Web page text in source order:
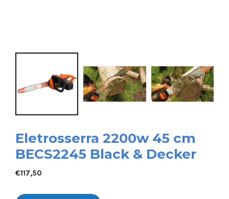
Eletrosserra 2200w 45 cm
BECS2245 Black & Decker
€117,50